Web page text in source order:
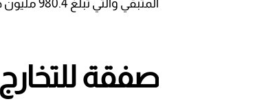
المتبقي والتي تبلغ 980.4 مليون درهم إلى نتائج الربع الثالث من عام 2022.
صفقة للتخارج